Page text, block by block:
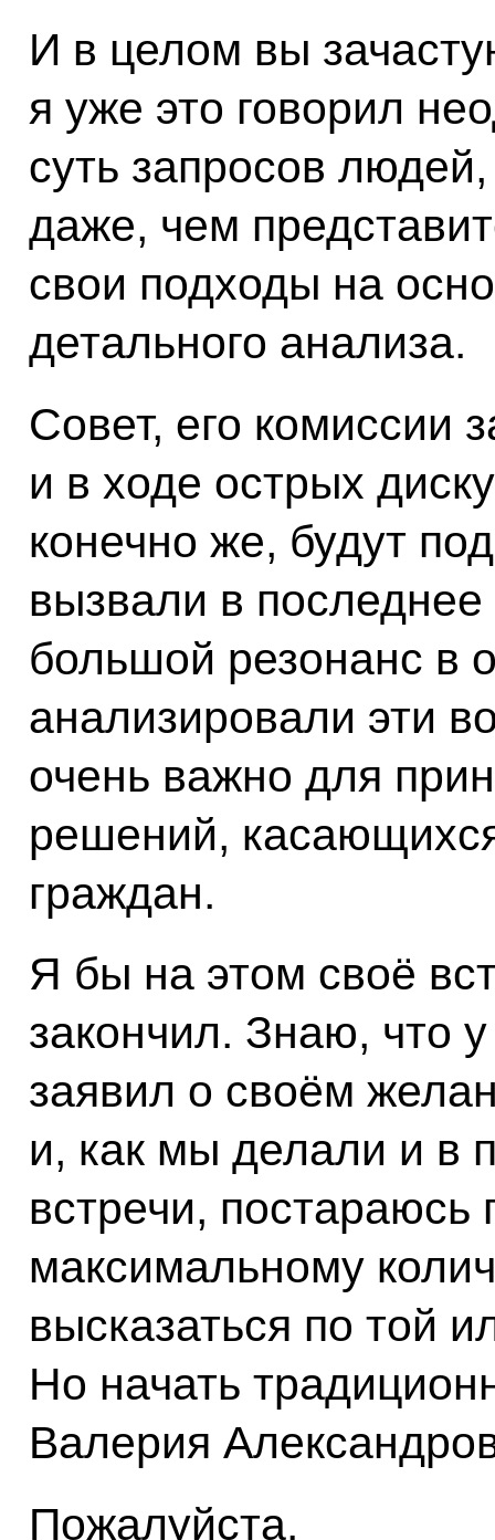
И в целом вы
я уже это говорил
суть запросов
даже, чем
свои подходы на
детального анализа.
Совет, его комиссии
и в ходе острых
конечно же, будут
вызвали в
большой резонанс в
анализировали эти
очень важно для
решений,
граждан.
Я бы на этом своё
закончил. Знаю, что
заявил о своём
и, как мы делали и в
встречи, постараюсь
максимальному
высказаться по той
Но начать
Валерия
Пожалуйста.